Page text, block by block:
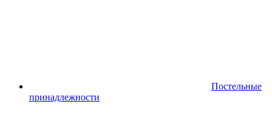
Постельные
принадлежности